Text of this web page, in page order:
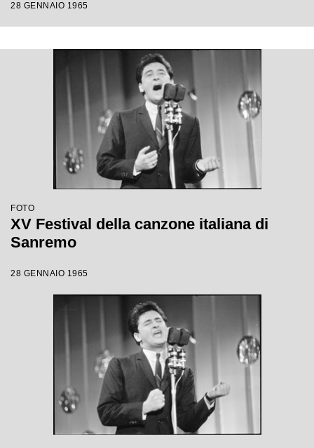
28 GENNAIO 1965
FOTO
XV Festival della canzone italiana di
Sanremo
28 GENNAIO 1965